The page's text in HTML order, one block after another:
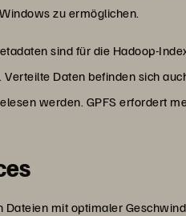
zu ermöglichen.
sind für die Hadoop-
Daten befinden sich
werden. GPFS erfordert
Dateien mit optimaler